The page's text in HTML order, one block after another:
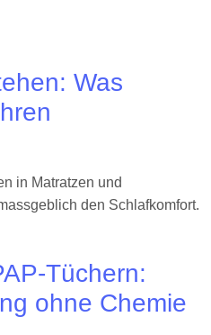
Was
in Matratzen und
den Schlafkomfort.
Tüchern:
ohne Chemie